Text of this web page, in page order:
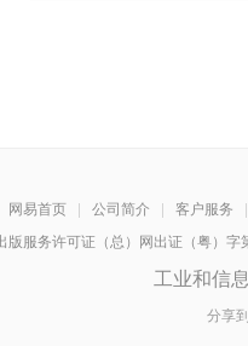
网易首页 | 公司简介 | 客户服务
|
版服务许可证（总）网出证（粤）
工业和信
分享